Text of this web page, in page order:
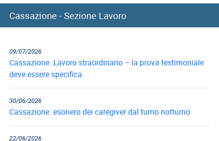
Cassazione - Sezione Lavoro
09/07/2026
Cassazione: Lavoro straordinario – la prova testimoniale
deve essere specifica
30/06/2026
Cassazione: esonero dei caregiver dal turno notturno
22/06/2026